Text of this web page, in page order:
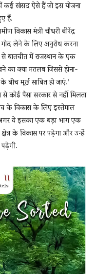
सांसद ऐसे हैं जो इस योजना
हैं.
विकास मंत्री चौधरी बीरेंद्र
लेने के लिए अनुरोध करना
से बातचीत में राजस्थान के एक
का क्या मतलब जिससे होना-
मूर्ख साबित हो जाएं.’
पैसा सरकार से नहीं मिलता
के विकास के लिए इस्तेमाल
वे इसका एक बड़ा भाग एक
के विकास पर पड़ेगा और उन्हें